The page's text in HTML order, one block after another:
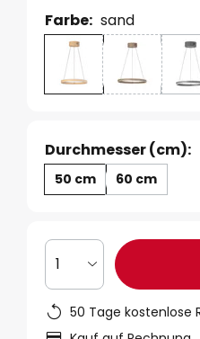
Farbe: sand
Durchmesser (cm):
50 cm 60 cm
1
50 Tage kostenlose